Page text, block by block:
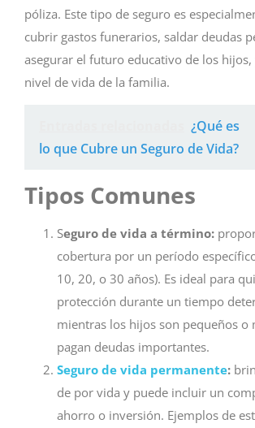
póliza. Este tipo de seguro es
cubrir gastos funerarios, saldar deudas
asegurar el futuro educativo de los
nivel de vida de la familia.
¿Qué es
lo que Cubre un Seguro de Vida?
Tipos Comunes
Seguro de vida a término:
cobertura por un período
10, 20, o 30 años). Es ideal para
protección durante un tiempo
mientras los hijos son pequeños o
pagan deudas importantes.
Seguro de vida permanente:
de por vida y puede incluir un
ahorro o inversión. Ejemplos de